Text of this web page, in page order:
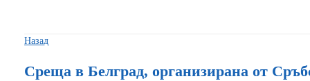
Назад
Среща в Белград, организирана от